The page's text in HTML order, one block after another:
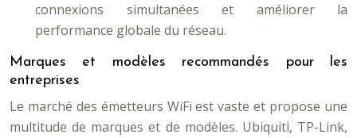
connexions simultanées et améliorer la
performance globale du réseau.
Marques et modèles recommandés pour les
entreprises
Le marché des émetteurs WiFi est vaste et propose une
multitude de marques et de modèles. Ubiquiti, TP-Link,